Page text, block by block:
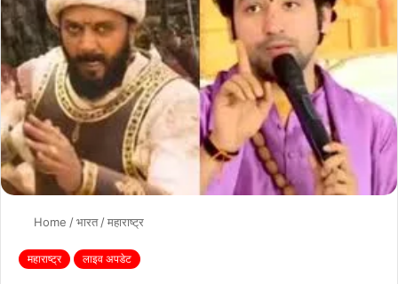
Home /भारत /महाराष्ट्र
महाराष्ट्र लाइव अपडेट